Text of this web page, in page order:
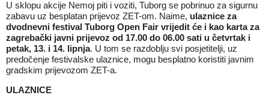
U sklopu akcije Nemoj piti i voziti, Tuborg se pobrinuo za sigurnu
zabavu uz besplatan prijevoz ZET-om. Naime, ulaznice za
dvodnevni festival Tuborg Open Fair vrijedit će i kao karta za
zagrebački javni prijevoz od 17.00 do 06.00 sati u četvrtak i
petak, 13. i 14. lipnja. U tom se razdoblju svi posjetitelji, uz
predočenje festivalske ulaznice, mogu besplatno koristiti javnim
gradskim prijevozom ZET-a.
ULAZNICE